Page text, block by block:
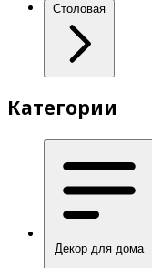
Столовая
Категории
Декор для дома